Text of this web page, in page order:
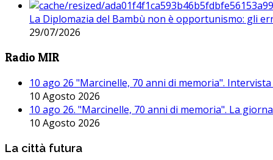
La Diplomazia del Bambù non è opportunismo: gli
29/07/2026
Radio MIR
10 ago 26 "Marcinelle, 70 anni di memoria".
10 Agosto 2026
10 ago 26. "Marcinelle, 70 anni di memoria". La
10 Agosto 2026
La città futura